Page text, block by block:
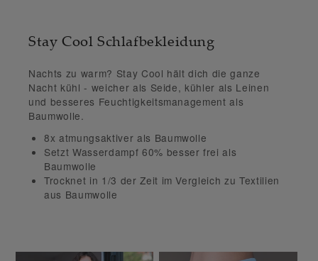
Stay Cool Schlafbekleidung
Nachts zu warm? Stay Cool hält dich die ganze
Nacht kühl - weicher als Seide, kühler als Leinen
und besseres Feuchtigkeitsmanagement als
Baumwolle.
8x atmungsaktiver als Baumwolle
Setzt Wasserdampf 60% besser frei als
Baumwolle
Trocknet in 1/3 der Zeit im Vergleich zu Textilien
aus Baumwolle